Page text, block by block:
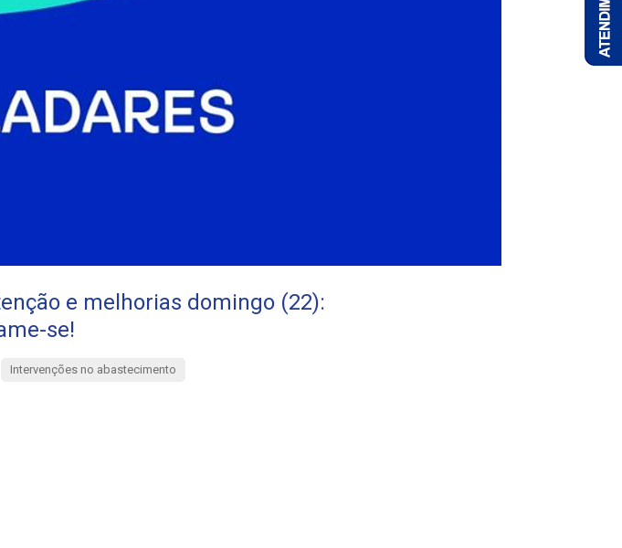
e melhorias domingo (22):
se!
Intervenções no abastecimento